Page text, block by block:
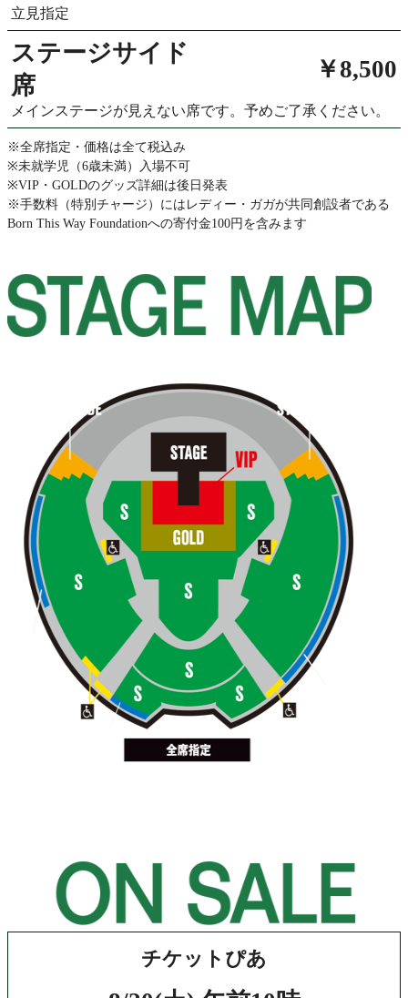
立見指定
ステージサイド
席
￥8,500
メインステージが見えない席です。予めご了承ください。
※全席指定・価格は全て税込み
※未就学児（6歳未満）入場不可
※VIP・GOLDのグッズ詳細は後日発表
※手数料（特別チャージ）にはレディー・ガガが共同創設者である
Born This Way Foundationへの寄付金100円を含みます
チケットぴあ